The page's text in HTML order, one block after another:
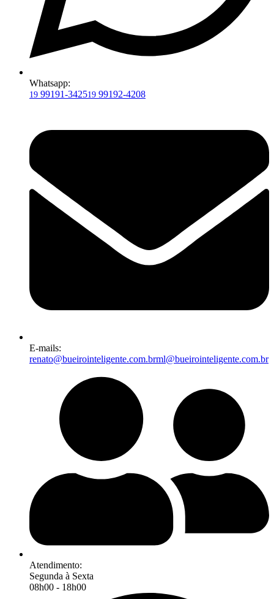
Whatsapp:
19 99191-342519 99192-4208
E-mails:
renato@bueirointeligente.com.brml@bueirointeligente.com.br
Atendimento:
Segunda à Sexta
08h00 - 18h00